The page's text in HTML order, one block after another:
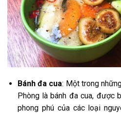
Bánh đa cua: Một trong
Phòng là bánh đa cua, được
phong phú của các loại